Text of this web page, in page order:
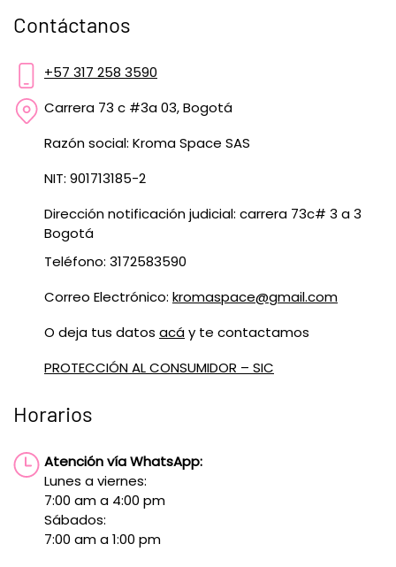
Contáctanos
+57 317 258 3590
Carrera 73 c #3a 03, Bogotá
Razón social: Kroma Space SAS
NIT: 901713185-2
Dirección notificación judicial: carrera 73c# 3 a 3
Bogotá
Teléfono: 3172583590
Correo Electrónico: kromaspace@gmail.com
O deja tus datos acáy te contactamos
PROTECCIÓN AL CONSUMIDOR – SIC
Horarios
Atención vía WhatsApp:
Lunes a viernes:
7:00 am a 4:00 pm
Sábados:
7:00 am a 1:00 pm